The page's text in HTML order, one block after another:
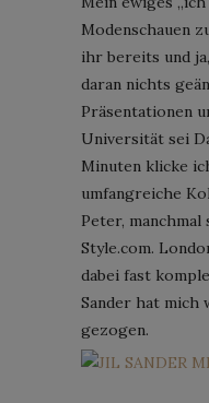
Modenschauen
ihr bereits und
daran nichts
Präsentationen
Universität sei
Minuten klicke
umfangreiche
Peter, manchmal
Style.com.
dabei fast
Sander hat mich
gezogen.